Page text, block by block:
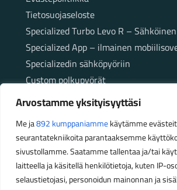
Arvostamme yksityisyyttäsi
Me ja892 kumppaniammekäytämme
seurantatekniikoita parantaaksemme
sivustollamme. Saatamme tallentaa ja/tai
laitteella ja käsitellä henkilötietoja, kuten IP-
selaustietojasi, personoidun mainonnan ja
Tietosuojaseloste
Specialized Turbo Levo R –
Specialized App – ilmainen
Specializedin sähköpyöriin
Custom polkupyörät
Fatbikellä helppoa ja huoletonta
maastossa
Aukioloajat
Talvikauden aukioloajat (1.10.2025 –